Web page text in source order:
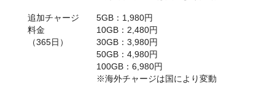
追加チャージ
料金
（365日）
5GB：1,980円
10GB：2,480円
30GB：3,980円
50GB：4,980円
100GB：6,980円
※海外チャージは国により変動